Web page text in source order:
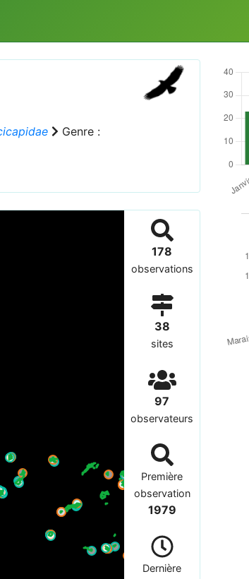
Genre :
178
observations
38
sites
97
observateurs
Première
observation
1979
Dernière